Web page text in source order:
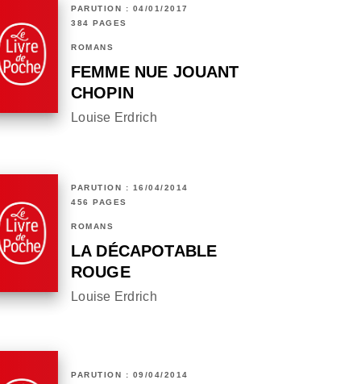
PARUTION : 04/01/2017
384 PAGES
ROMANS
FEMME NUE JOUANT
CHOPIN
Louise Erdrich
PARUTION : 16/04/2014
456 PAGES
ROMANS
LA DÉCAPOTABLE
ROUGE
Louise Erdrich
PARUTION : 09/04/2014